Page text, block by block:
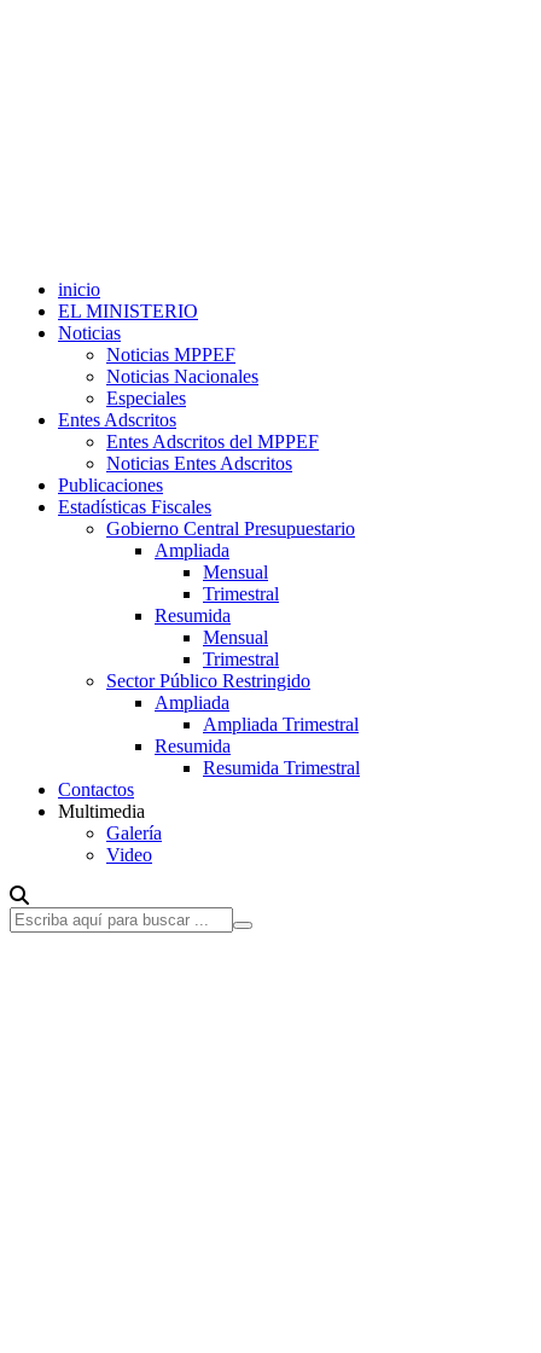
inicio
EL MINISTERIO
Noticias
Noticias MPPEF
Noticias Nacionales
Especiales
Entes Adscritos
Entes Adscritos del MPPEF
Noticias Entes Adscritos
Publicaciones
Estadísticas Fiscales
Gobierno Central Presupuestario
Ampliada
Mensual
Trimestral
Resumida
Mensual
Trimestral
Sector Público Restringido
Ampliada
Ampliada Trimestral
Resumida
Resumida Trimestral
Contactos
Multimedia
Galería
Video